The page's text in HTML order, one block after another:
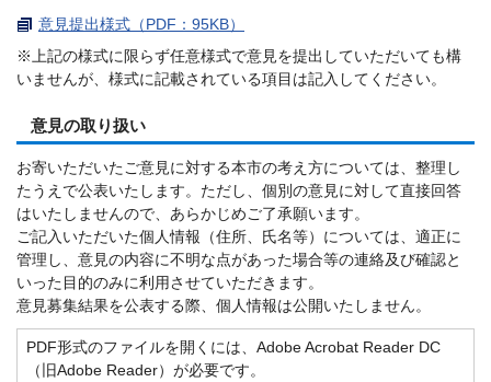
意見提出様式（PDF：95KB）
※上記の様式に限らず任意様式で意見を提出していただいても構
いませんが、様式に記載されている項目は記入してください。
意見の取り扱い
お寄いただいたご意見に対する本市の考え方については、整理し
たうえで公表いたします。ただし、個別の意見に対して直接回答
はいたしませんので、あらかじめご了承願います。
ご記入いただいた個人情報（住所、氏名等）については、適正に
管理し、意見の内容に不明な点があった場合等の連絡及び確認と
いった目的のみに利用させていただきます。
意見募集結果を公表する際、個人情報は公開いたしません。
PDF形式のファイルを開くには、Adobe Acrobat Reader DC
（旧Adobe Reader）が必要です。